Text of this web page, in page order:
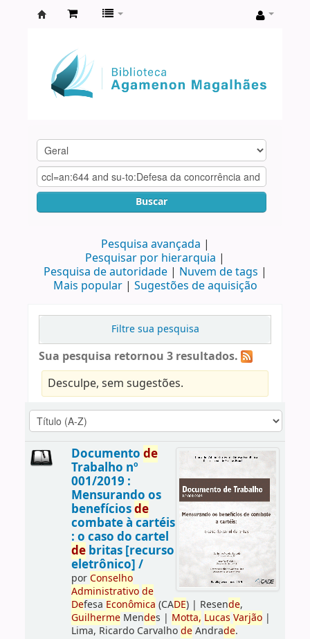
Agamenon
Magalhães
Buscar
Pesquisa avançada
Pesquisar por hierarquia
Pesquisa de autoridade
Nuvem de tags
Mais popular
Sugestões de aquisição
Filtre sua pesquisa
Sua pesquisa retornou 3 resultados.
Desculpe, sem sugestões.
Documento de
Trabalho nº
001/2019 :
Mensurando os
benefíciosde
combate à cartéis
: o caso do cartel
debritas [recurso
eletrônico] /
porConselho
Administrativo de
Defesa Econômica (CADE)| Resende,
GuilhermeMendes | Motta, Lucas Varjão|
Lima, Ricardo CarvalhodeAndrade.